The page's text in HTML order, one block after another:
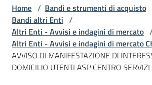
telematici
L'Agenzia
Home / Bandi e strumenti di acquisto
Bandi altri Enti /
Altri Enti - Avvisi e indagini di mercato
Altri Enti - Avvisi e indagini di mercato
AVVISO DI MANIFESTAZIONE DI
DOMICILIO UTENTI ASP CENTRO